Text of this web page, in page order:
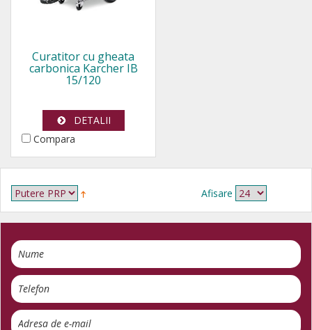
Curatitor cu gheata
carbonica Karcher IB
15/120
DETALII
Compara
Afisare